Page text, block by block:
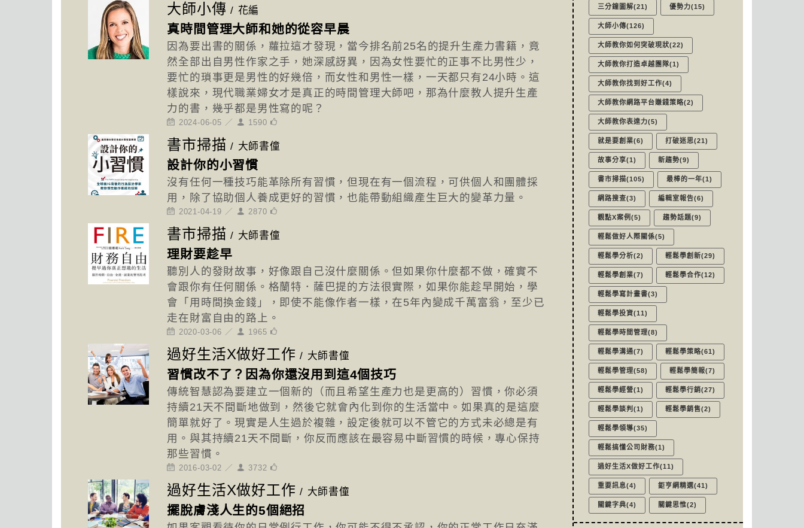
大師小傳 / 花編
真時間管理大師和她的從容早晨
因為要出書的關係，蘿拉這才發現，當今排名前25名的提升生產力書籍，竟
然全部出自男性作家之手，她深感訝異，因為女性要忙的正事不比男性少，
要忙的瑣事更是男性的好幾倍，而女性和男性一樣，一天都只有24小時。這
樣說來，現代職業婦女才是真正的時間管理大師吧，那為什麼教人提升生產
力的書，幾乎都是男性寫的呢？
2024-06-05 ／ 1590
書市掃描 / 大師書僮
設計你的小習慣
沒有任何一種技巧能革除所有習慣，但現在有一個流程，可供個人和團體採
用，除了協助個人養成更好的習慣，也能帶動組織產生巨大的變革力量。
2021-04-19 ／ 2870
書市掃描 / 大師書僮
理財要趁早
聽別人的發財故事，好像跟自己沒什麼關係。但如果你什麼都不做，確實不
會跟你有任何關係。格蘭特．薩巴提的方法很實際，如果你能趁早開始，學
會「用時間換金錢」，即使不能像作者一樣，在5年內變成千萬富翁，至少已
走在財富自由的路上。
2020-03-06 ／ 1965
過好生活X做好工作 / 大師書僮
習慣改不了？因為你還沒用到這4個技巧
傳統智慧認為要建立一個新的（而且希望生產力也是更高的）習慣，你必須
持續21天不間斷地做到，然後它就會內化到你的生活當中。如果真的是這麼
簡單就好了。現實是人生過於複雜，設定後就可以不管它的方式未必總是有
用。與其持續21天不間斷，你反而應該在最容易中斷習慣的時候，專心保持
那些習慣。
2016-03-02 ／ 3732
過好生活X做好工作 / 大師書僮
擺脫膚淺人生的5個絕招
三分鐘圖解(21) 優勢力(15)
大師小傳(126)
大師教你如何突破現狀(22)
大師教你打造卓越團隊(1)
大師教你找到好工作(4)
大師教你網路平台賺錢策略(2)
大師教你表達力(5)
就是要創業(6) 打破迷思(21)
故事分享(1) 新趨勢(9)
書市掃描(105) 最棒的一年(1)
網路搜查(3) 編輯室報告(6)
觀點X案例(5) 趨勢話題(9)
輕鬆做好人際關係(5)
輕鬆學分析(2) 輕鬆學創新(29)
輕鬆學創業(7) 輕鬆學合作(12)
輕鬆學寫計畫書(3)
輕鬆學投資(11)
輕鬆學時間管理(8)
輕鬆學溝通(7) 輕鬆學策略(61)
輕鬆學管理(58) 輕鬆學簡報(7)
輕鬆學經營(1) 輕鬆學行銷(27)
輕鬆學談判(1) 輕鬆學銷售(2)
輕鬆學領導(35)
輕鬆搞懂公司財務(1)
過好生活X做好工作(11)
重要訊息(4) 鉅亨網精選(41)
關鍵字典(4) 關鍵思惟(2)